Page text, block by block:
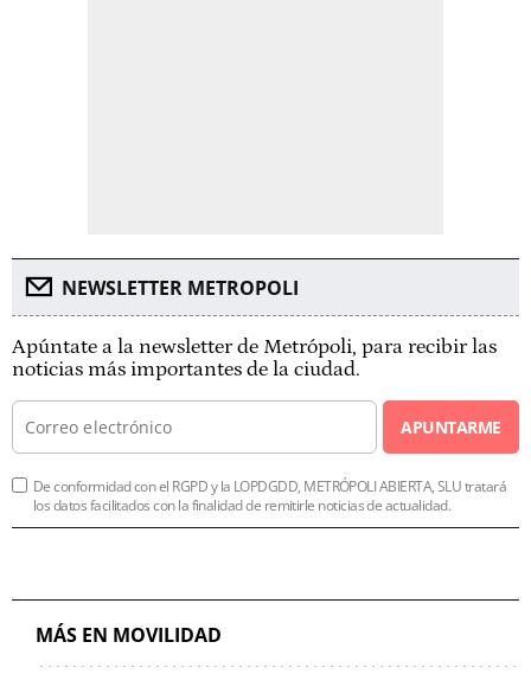
NEWSLETTER METROPOLI
Apúntate a la newsletter de Metrópoli, para recibir las
noticias más importantes de la ciudad.
APUNTARME
De conformidad con el RGPD y la LOPDGDD, METRÓPOLI ABIERTA, SLU tratará
los datos facilitados con la finalidad de remitirle noticias de actualidad.
MÁS EN MOVILIDAD